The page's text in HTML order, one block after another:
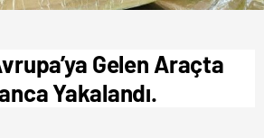
Gelen Araçta
Yakalandı.